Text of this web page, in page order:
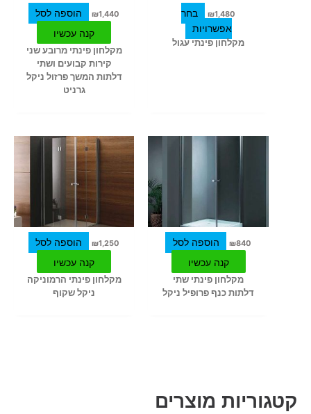
קטגוריות מוצרים
₪1,480
בחר
אפשרויות
לבחור
את
האפשרויות
מקלחון פינתי עגול
₪1,440
הוספה לסל
קנה עכשיו
מקלחון פינתי מרובע שני
קירות קבועים ושתי
דלתות המשך פרזול ניקל
גרניט
₪840
הוספה לסל
קנה עכשיו
מקלחון פינתי שתי
דלתות כנף פרופיל ניקל
₪1,250
הוספה לסל
קנה עכשיו
מקלחון פינתי הרמוניקה
ניקל שקוף